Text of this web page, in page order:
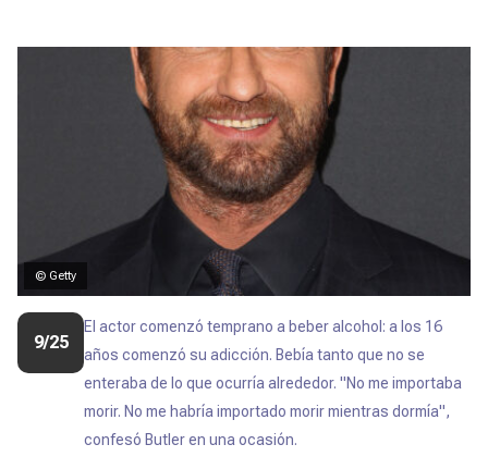
© Getty
9/25
El actor comenzó temprano a beber alcohol: a los 16
años comenzó su adicción. Bebía tanto que no se
enteraba de lo que ocurría alrededor. "No me importaba
morir. No me habría importado morir mientras dormía",
confesó Butler en una ocasión.